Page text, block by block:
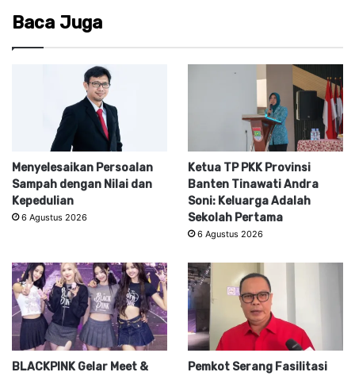
Baca Juga
Menyelesaikan Persoalan
Sampah dengan Nilai dan
Kepedulian
6 Agustus 2026
Ketua TP PKK Provinsi
Banten Tinawati Andra
Soni: Keluarga Adalah
Sekolah Pertama
6 Agustus 2026
BLACKPINK Gelar Meet &
Pemkot Serang Fasilitasi